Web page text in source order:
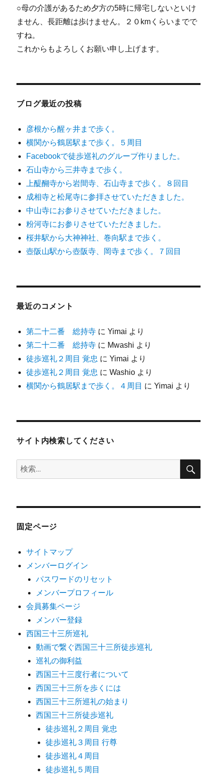
○母の介護があるため夕方の5時に帰宅しないといけ
ません、長距離は歩けません。２０kmくらいまでで
すね。
これからもよろしくお願い申し上げます。
ブログ最近の投稿
彦根から醒ヶ井まで歩く。
横関から鶴居駅まで歩く。５周目
Facebookで徒歩巡礼のグループ作りました。
石山寺から三井寺まで歩く。
上醍醐寺から岩間寺、石山寺まで歩く。８回目
成相寺と松尾寺に参拝させていただきました。
中山寺にお参りさせていただきました。
粉河寺にお参りさせていただきました。
桜井駅から大神神社、巻向駅まで歩く。
壺阪山駅から壺阪寺、岡寺まで歩く。７回目
最近のコメント
第二十二番 総持寺 にYimai より
第二十二番 総持寺 に Mwashi より
徒歩巡礼２周目 覚忠 にYimai より
徒歩巡礼２周目 覚忠 にWashio より
横関から鶴居駅まで歩く。４周目 にYimai より
サイト内検索してください
検
索:
検
固定ページ
サイトマップ
メンバーログイン
パスワードのリセット
メンバープロフィール
会員募集ページ
メンバー登録
西国三十三所巡礼
動画で繋ぐ西国三十三所徒歩巡礼
巡礼の御利益
西国三十三度行者について
西国三十三所を歩くには
西国三十三所巡礼の始まり
西国三十三所徒歩巡礼
徒歩巡礼２周目 覚忠
徒歩巡礼３周目 行尊
徒歩巡礼４周目
徒歩巡礼５周目